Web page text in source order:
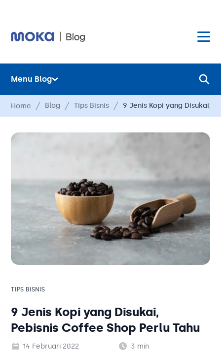
Layanan
Hardware
Harga
Solusi Bisnis
Tambahan
Menu Blog
Layanan
Hardware
Hubungi Kami
Blog
Solusi Bisnis
Tambahan
Kategori Blog
Home Blog Tips Bisnis 9 Jenis Kopi yang Disukai,
TIPS BISNIS
9 Jenis Kopi yang Disukai,
Pebisnis Coffee Shop Perlu Tahu
14 Februari 2022 3 min